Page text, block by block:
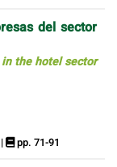
del sector
the hotel sector
pp. 71-91